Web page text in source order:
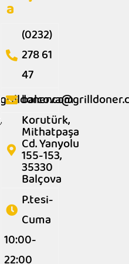
a
(0232)
278 61
47
Korutürk,
Mithatpaşa
Cd. Yanyolu
155-153,
35330
Balçova
P.tesi-
Cuma
10:00-
22:00